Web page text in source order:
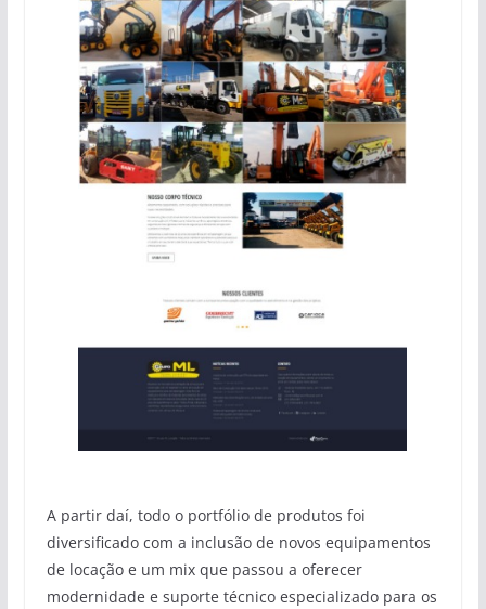
A partir daí, todo o portfólio de produtos foi
diversificado com a inclusão de novos equipamentos
de locação e um mix que passou a oferecer
modernidade e suporte técnico especializado para os